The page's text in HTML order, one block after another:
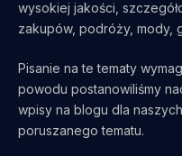
wysokiej jakości,
zakupów, podróży, mody,
Pisanie na te tematy
powodu postanowiliśmy
wpisy na blogu dla
poruszanego tematu.